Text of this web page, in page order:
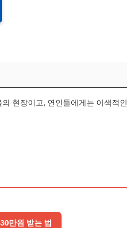
현장이고, 연인들에게는 이색적인
만원 받는 법